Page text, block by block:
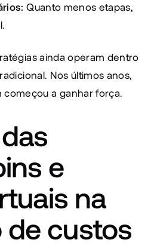
Quanto menos etapas,
ainda operam dentro
Nos últimos anos,
começou a ganhar força.
e
na
de custos